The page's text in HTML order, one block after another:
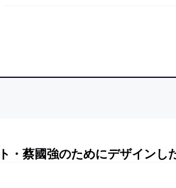
・蔡國強のためにデザインし